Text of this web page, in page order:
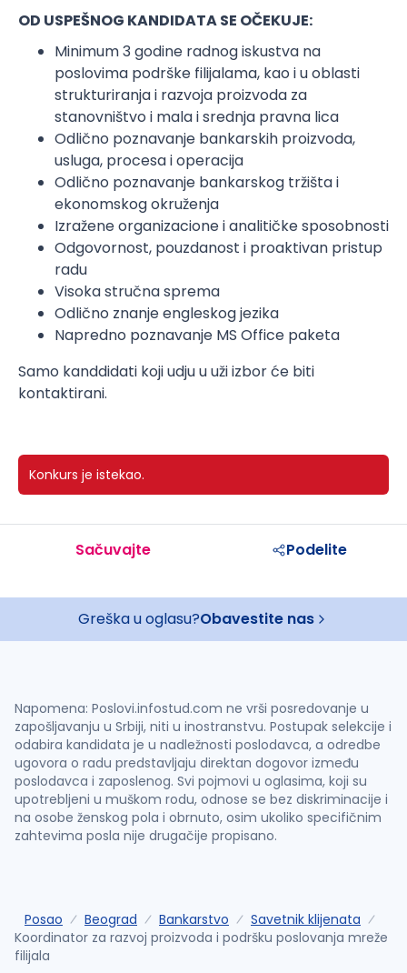
OD USPEŠNOG KANDIDATA SE OČEKUJE:
Minimum 3 godine radnog iskustva na
poslovima podrške filijalama, kao i u oblasti
strukturiranja i razvoja proizvoda za
stanovništvo i mala i srednja pravna lica
Odlično poznavanje bankarskih proizvoda,
usluga, procesa i operacija
Odlično poznavanje bankarskog tržišta i
ekonomskog okruženja
Izražene organizacione i analitičke sposobnosti
Odgovornost, pouzdanost i proaktivan pristup
radu
Visoka stručna sprema
Odlično znanje engleskog jezika
Napredno poznavanje MS Office paketa
Samo kanddidati koji udju u uži izbor će biti
kontaktirani.
Konkurs je istekao.
Sačuvajte Podelite
Greška u oglasu?Obavestite nas
Napomena: Poslovi.infostud.com ne vrši posredovanje u
zapošljavanju u Srbiji, niti u inostranstvu. Postupak selekcije i
odabira kandidata je u nadležnosti poslodavca, a odredbe
ugovora o radu predstavljaju direktan dogovor između
poslodavca i zaposlenog. Svi pojmovi u oglasima, koji su
upotrebljeni u muškom rodu, odnose se bez diskriminacije i
na osobe ženskog pola i obrnuto, osim ukoliko specifičnim
zahtevima posla nije drugačije propisano.
Posao Beograd Bankarstvo
Savetnik klijenata
Koordinator za razvoj proizvoda i podršku poslovanja mreže
filijala